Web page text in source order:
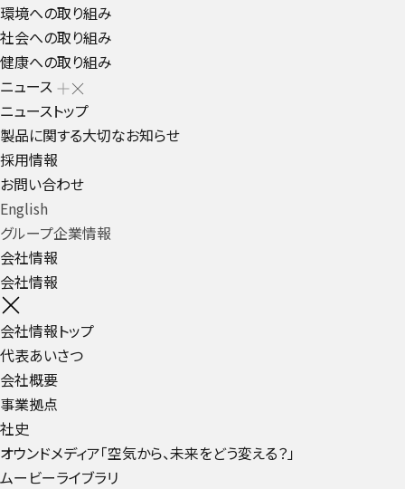
環境への取り組み
社会への取り組み
健康への取り組み
ニュース
ニューストップ
製品に関する大切なお知らせ
採用情報
お問い合わせ
English
グループ企業情報
会社情報
会社情報
会社情報トップ
代表あいさつ
会社概要
事業拠点
社史
オウンドメディア「空気から、未来をどう変える？」
ムービーライブラリ